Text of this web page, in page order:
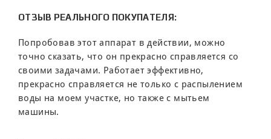
ОТЗЫВ РЕАЛЬНОГО ПОКУПАТЕЛЯ:
Попробовав этот аппарат в действии, можно
точно сказать, что он прекрасно справляется со
своими задачами. Работает эффективно,
прекрасно справляется не только с распылением
воды на моем участке, но также с мытьем
машины.